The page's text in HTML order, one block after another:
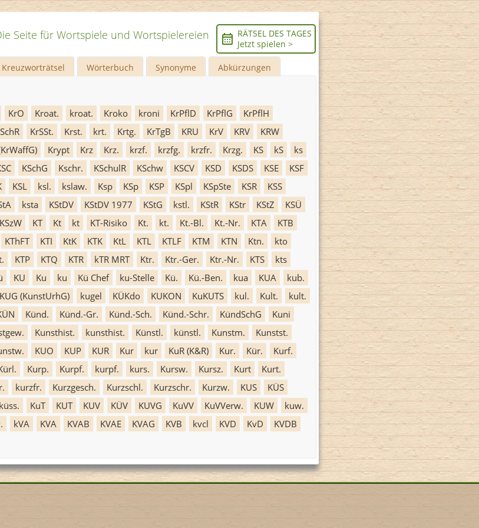
Seite für Wortspiele und Wortspielereien
RÄTSEL DES TAGES
Jetzt spielen >
Kreuzworträtsel Wörterbuch Synonyme Abkürzungen
KrO Kroat. kroat. Kroko kroni KrPflD KrPflG
KrPflH
KrSSt. Krst. krt. Krtg. KrTgB KRU KrV KRV
KRW
Krypt Krz Krz. krzf. krzfg. krzfr. Krzg. KS kS
ks
KSchG Kschr. KSchulR KSchw KSCV KSD KSDS KSE
KSF
KSL ksl. kslaw. Ksp KSp KSP KSpl KSpSte KSR
KSS
ksta KStDV KStDV 1977 KStG kstl. KStR KStr KStZ
KSÜ
KSzW KT Kt kt KT-Risiko Kt. kt. Kt.-Bl. Kt.-Nr. KTA
KTB
KThFT KTI KtK KTK KtL KTL KTLF KTM KTN Ktn.
kto
KTP KTQ KTR kTR MRT Ktr. Ktr.-Ger. Ktr.-Nr. KTS
kts
KU Ku ku Kü Chef ku-Stelle Kü. Kü.-Ben. kua KUA
kub.
KUG (KunstUrhG) kugel KÜKdo KUKON KuKUTS kul. Kult.
kult.
Künd. Künd.-Gr. Künd.-Sch. Künd.-Schr. KündSchG
Kuni
Kunsthist. kunsthist. Künstl. künstl. Kunstm.
Kunstst.
KUO KUP KUR Kur kur KuR (K&R) Kur. Kür.
Kurf.
Kurp. Kurpf. kurpf. kurs. Kursw. Kursz. Kurt
Kurt.
kurzfr. Kurzgesch. Kurzschl. Kurzschr. Kurzw. KUS
KÜS
küss. KuT KUT KUV KÜV KUVG KuVV KuVVerw. KUW
kuw.
kVA KVA KVAB KVAE KVAG KVB kvcl KVD KvD
KVDB